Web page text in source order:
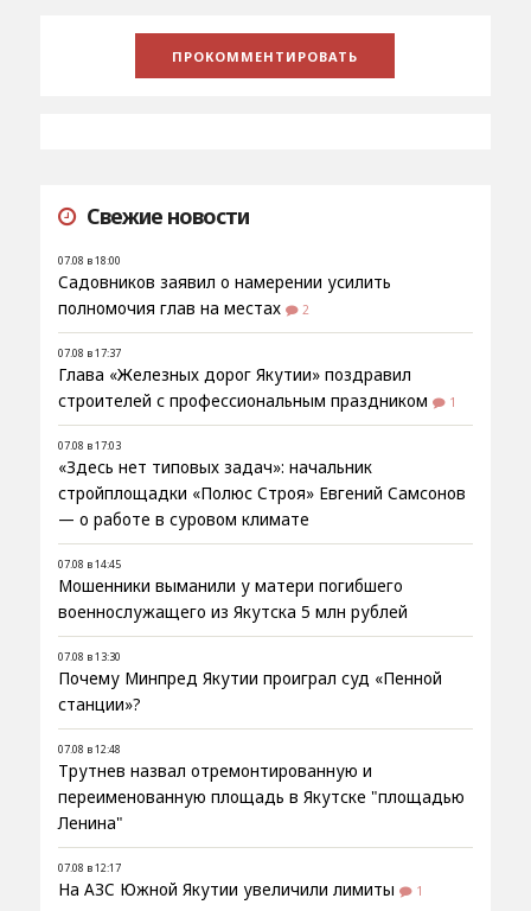
Свежие новости
07.08 в 18:00
Садовников заявил о намерении усилить
полномочия глав на местах
2
07.08 в 17:37
Глава «Железных дорог Якутии» поздравил
строителей с профессиональным праздником
1
07.08 в 17:03
«Здесь нет типовых задач»: начальник
стройплощадки «Полюс Строя» Евгений Самсонов
— о работе в суровом климате
07.08 в 14:45
Мошенники выманили у матери погибшего
военнослужащего из Якутска 5 млн рублей
07.08 в 13:30
Почему Минпред Якутии проиграл суд «Пенной
станции»?
07.08 в 12:48
Трутнев назвал отремонтированную и
переименованную площадь в Якутске "площадью
Ленина"
07.08 в 12:17
На АЗС Южной Якутии увеличили лимиты 1